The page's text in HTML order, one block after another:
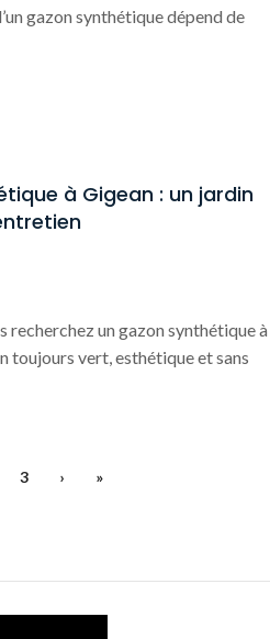
gazon synthétique dépend de
à Gigean : un jardin
recherchez un gazon synthétique à
toujours vert, esthétique et sans
3 › »